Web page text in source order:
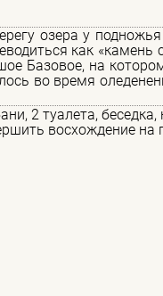
озера у
как
Базовое, на
во время
2 туалета,
восхождение на